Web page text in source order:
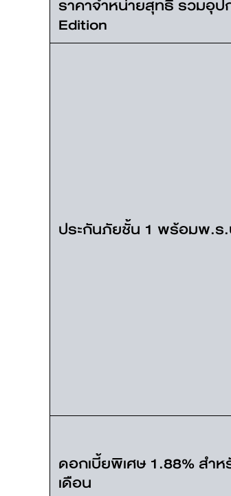
ราคาจำหน่ายสุทธิ รวมอุ
Edition
ประกันภัยชั้น 1 พร้อมพ.ร.
ดอกเบี้ยพิเศษ 1.88% สำ
เดือน